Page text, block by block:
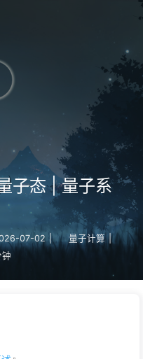
子态 | 量子系
07-02 | 量子计算 |
钟